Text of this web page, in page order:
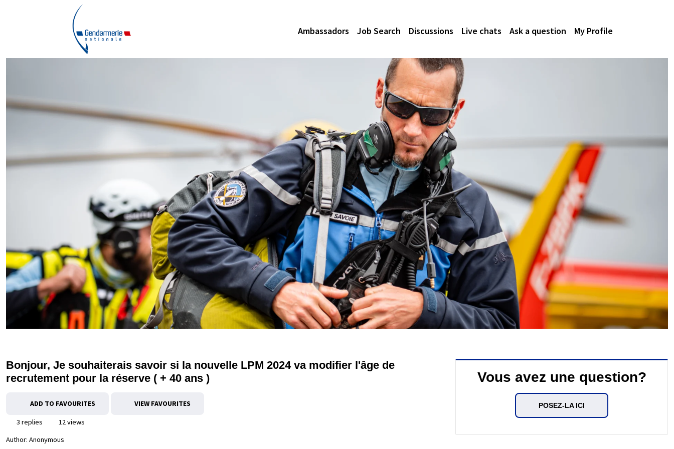
Ambassadors Job Search Discussions Live chats Ask a question My Profile
Bonjour, Je souhaiterais savoir si la nouvelle LPM 2024 va modifier l'âge de
recrutement pour la réserve ( + 40 ans )
ADD TO FAVOURITES VIEW FAVOURITES
3 replies
12 views
Author: Anonymous
Vous avez une question?
POSEZ-LA ICI